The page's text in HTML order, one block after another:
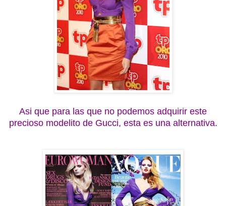
Asi que para las que no podemos adquirir este
precioso modelito de Gucci, esta es una alternativa.